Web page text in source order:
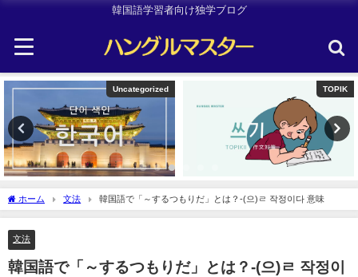
韓国語学習者向け独学ブログ
TOPIK Other
ホーム 文法 韓国語で「～するつもりだ」とは？-(으)ㄹ 작정이다 意味
文法
韓国語で「～するつもりだ」とは？-(으)ㄹ 작정이